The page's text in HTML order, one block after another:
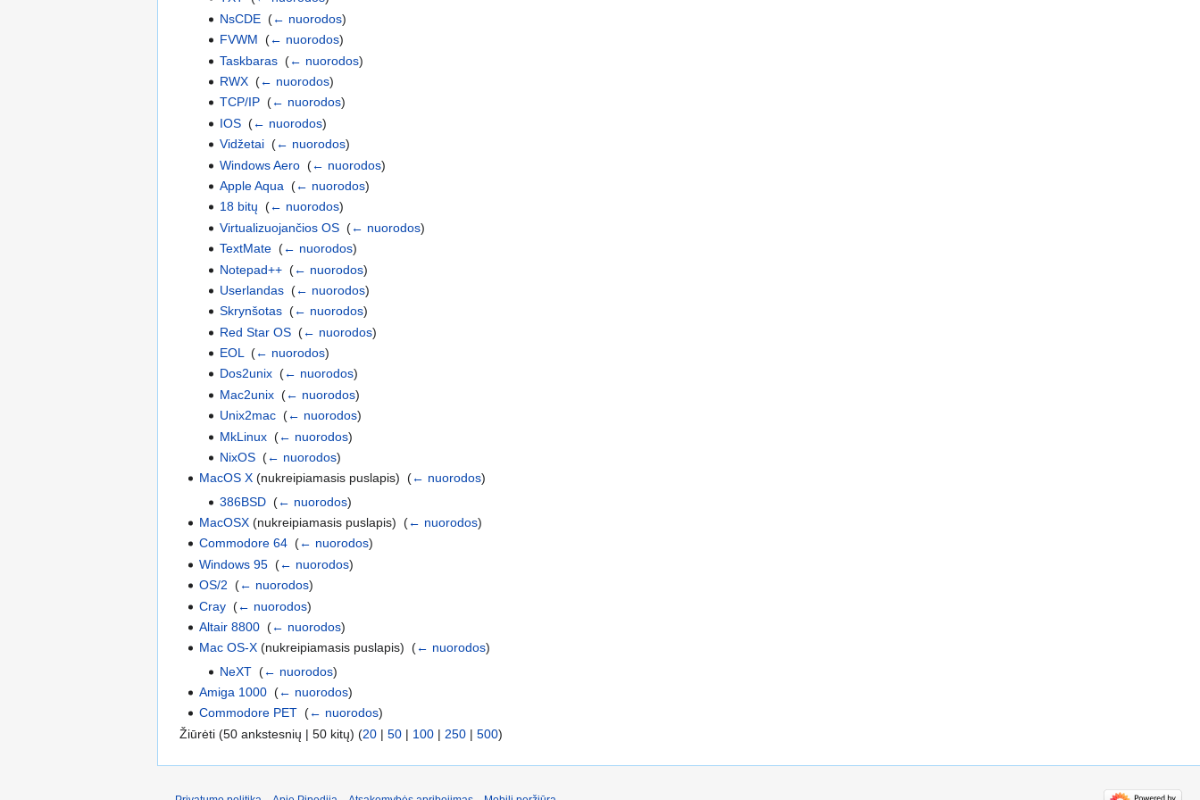
NsCDE‎ (← nuorodos)
FVWM (← nuorodos)
Taskbaras‎ (← nuorodos)
RWX‎ (← nuorodos)
TCP/IP‎ (← nuorodos)
IOS‎ (← nuorodos)
Vidžetai‎ (← nuorodos)
Windows Aero‎ (← nuorodos)
Apple Aqua (← nuorodos)
18 bitų (← nuorodos)
Virtualizuojančios OS‎ (← nuorodos)
TextMate‎ (← nuorodos)
Notepad++‎ (← nuorodos)
Userlandas‎ (← nuorodos)
Skrynšotas‎ (← nuorodos)
Red Star OS‎ (← nuorodos)
EOL
(← nuorodos)
Dos2unix‎ (← nuorodos)
Mac2unix‎ (← nuorodos)
Unix2mac‎ (← nuorodos)
MkLinux‎ (← nuorodos)
NixOS‎ (← nuorodos)
MacOS X (nukreipiamasis puslapis) ‎(← nuorodos)
386BSD‎ (← nuorodos)
MacOSX (nukreipiamasis puslapis) ‎(← nuorodos)
Commodore 64 ‎(← nuorodos)
Windows 95 ‎(← nuorodos)
OS/2 ‎(← nuorodos)
Cray ‎(← nuorodos)
Altair 8800 ‎(← nuorodos)
Mac OS-X (nukreipiamasis puslapis) ‎(← nuorodos)
NeXT‎ (← nuorodos)
Amiga 1000 ‎(← nuorodos)
Commodore PET ‎(← nuorodos)
Žiūrėti (50 ankstesnių | 50 kitų) (20 | 50 | 100 | 250 | 500)